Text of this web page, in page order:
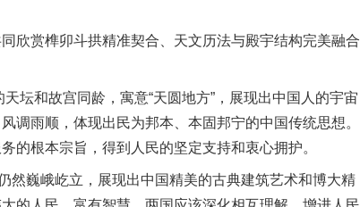
赏榫卯斗拱精准契合、天文历法与殿宇结构完美融合
和故宫同龄，寓意“天圆地方”，展现出中国人的宇宙
调雨顺，体现出民为邦本、本固邦宁的中国传统思想。
的根本宗旨，得到人民的坚定支持和衷心拥护。
巍峨屹立，展现出中国精美的古典建筑艺术和博大精